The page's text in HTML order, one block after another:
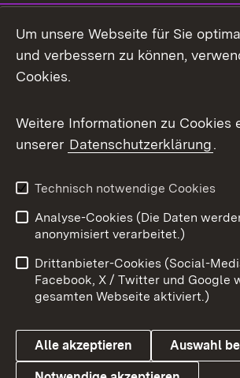
Mastodon
Messenger
Social Wall
X / Twitter
Youtube
Benutzungshinweise
Datenschutz
Cookies
Um unsere Webseite für Sie
und verbessern zu können,
Cookies.
Weitere Informationen zu Cookies
unserer Datenschutzerklärung.
Technisch notwendige Cookies
Analyse-Cookies (Die Daten
anonymisiert verarbeitet.)
Drittanbieter-Cookies (Social-
Facebook, X / Twitter und Google
gesamten Webseite aktiviert.)
Alle akzeptieren Auswahl